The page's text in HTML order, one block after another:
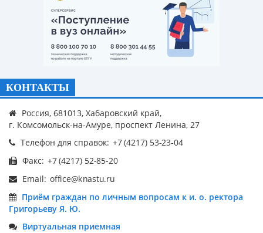
КОНТАКТЫ
Россия, 681013, Хабаровский край,
г. Комсомольск-на-Амуре, проспект Ленина, 27
Телефон для справок:
Факс:
Email:
Приём граждан по личным вопросам к и. о. ректора
Григорьеву Я. Ю.
Виртуальная приемная